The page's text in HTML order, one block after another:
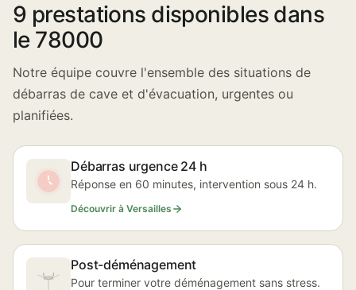
9 prestations disponibles dans
le 78000
Notre équipe couvre l'ensemble des situations de
débarras de cave et d'évacuation, urgentes ou
planifiées.
Débarras urgence 24 h
Réponse en 60 minutes, intervention sous 24 h.
Découvrir à Versailles
Post-déménagement
Pour terminer votre déménagement sans stress.